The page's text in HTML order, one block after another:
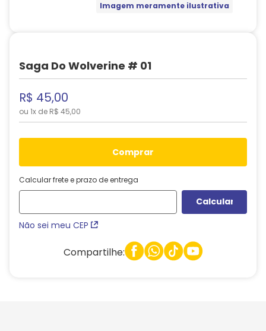
Imagem meramente ilustrativa
Saga Do Wolverine # 01
R$ 45,00
ou 1x de R$ 45,00
comprar
Calcular frete e prazo de entrega
Não sei meu CEP
Compartilhe: